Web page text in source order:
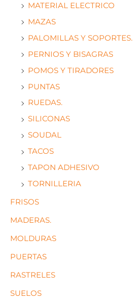
MATERIAL ELECTRICO
MAZAS
PALOMILLAS Y SOPORTES.
PERNIOS Y BISAGRAS
POMOS Y TIRADORES
PUNTAS
RUEDAS.
SILICONAS
SOUDAL
TACOS
TAPON ADHESIVO
TORNILLERIA
FRISOS
MADERAS.
MOLDURAS
PUERTAS
RASTRELES
SUELOS